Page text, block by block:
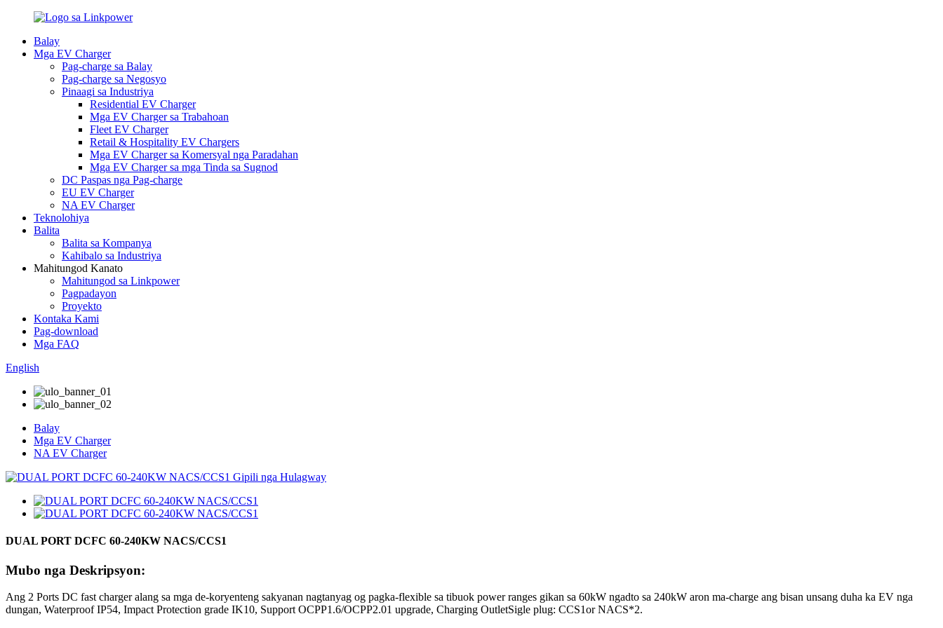
Balay
Mga EV Charger
Pag-charge sa Balay
Pag-charge sa Negosyo
Pinaagi sa Industriya
Residential EV Charger
Mga EV Charger sa Trabahoan
Fleet EV Charger
Retail & Hospitality EV Chargers
Mga EV Charger sa Komersyal nga Paradahan
Mga EV Charger sa mga Tinda sa Sugnod
DC Paspas nga Pag-charge
EU EV Charger
NA EV Charger
Teknolohiya
Balita
Balita sa Kompanya
Kahibalo sa Industriya
Mahitungod Kanato
Mahitungod sa Linkpower
Pagpadayon
Proyekto
Kontaka Kami
Pag-download
Mga FAQ
English
Balay
Mga EV Charger
NA EV Charger
DUAL PORT DCFC 60-240KW NACS/CCS1
Mubo nga Deskripsyon:
Ang 2 Ports DC fast charger alang sa mga de-koryenteng sakyanan nagtanyag og pagka-flexible sa tibuok power ranges gikan sa 60kW ngadto sa 240kW aron ma-charge ang bisan unsang duha ka EV nga
dungan, Waterproof IP54, Impact Protection grade IK10, Support OCPP1.6/OCPP2.01 upgrade, Charging OutletSigle plug: CCS1or NACS*2.